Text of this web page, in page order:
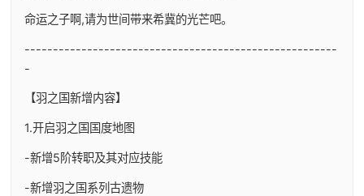
命运之子啊,请为世间带来希冀的光芒吧。
-------------------------------------------------------
-
【羽之国新增内容】
1.开启羽之国国度地图
-新增5阶转职及其对应技能
-新增羽之国系列古遗物